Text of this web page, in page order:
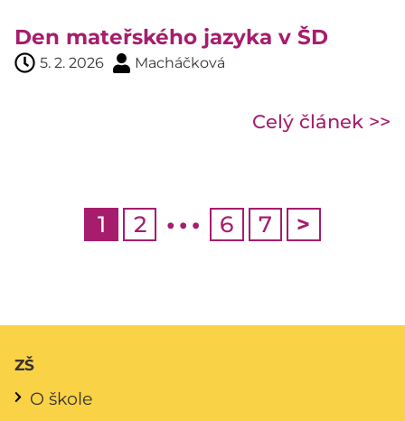
Den mateřského jazyka v ŠD
5. 2. 2026 Macháčková
Celý článek >>
1 2 … 6 7 >
ZŠ
O škole